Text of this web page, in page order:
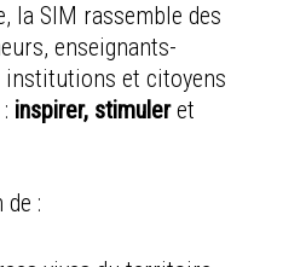
la SIM rassemble des
enseignants-
institutions et citoyens
inspirer, stimuleret
: